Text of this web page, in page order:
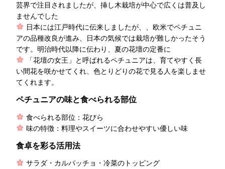
芸界で注目されましたが、挿し木栽培が中心で広くは普及し
ませんでした
日本には江戸時代に伝来しましたが、、欧米でペチュニ
アの品種改良が進み、日本の気候では栽培が難しかったそう
です。明治時代以降に伝わり、夏の花壇の定番に
「花壇の女王」と呼ばれるペチュニアは、育てやすく長
い間花を咲かせてくれ、色とりどりの花で見る人を楽しませ
てくれます。
ペチュニアの味と食べられる部位
食べられる部位：花びら
味の特徴：料理やスイーツに合わせやすい優しい味
食卓を彩る活用法
サラダ・カルパッチョ・冷菜のトッピング